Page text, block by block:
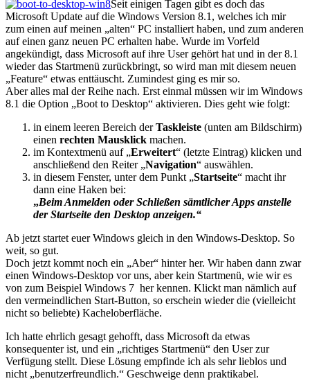
Seit einigen Tagen gibt es doch das
Microsoft Update auf die Windows Version 8.1, welches ich mir
zum einen auf meinen „alten“ PC installiert haben, und zum anderen
auf einen ganz neuen PC erhalten habe. Wurde im Vorfeld
angekündigt, dass Microsoft auf ihre User gehört hat und in der 8.1
wieder das Startmenü zurückbringt, so wird man mit diesem neuen
„Feature“ etwas enttäuscht. Zumindest ging es mir so.
Aber alles mal der Reihe nach. Erst einmal müssen wir im Windows
8.1 die Option „Boot to Desktop“ aktivieren. Dies geht wie folgt:
in einem leeren Bereich derTaskleiste (unten am Bildschirm)
einen rechten Mausklick machen.
im Kontextmenü auf „Erweitert“ (letzte Eintrag) klicken und
anschließend den Reiter „Navigation“ auswählen.
in diesem Fenster, unter dem Punkt „Startseite“ macht ihr
dann eine Haken bei:
„Beim Anmelden oder Schließen sämtlicher Apps anstelle
der Startseite den Desktop anzeigen.“
Ab jetzt startet euer Windows gleich in den Windows-Desktop. So
weit, so gut.
Doch jetzt kommt noch ein „Aber“ hinter her. Wir haben dann zwar
einen Windows-Desktop vor uns, aber kein Startmenü, wie wir es
von zum Beispiel Windows 7 her kennen. Klickt man nämlich auf
den vermeindlichen Start-Button, so erschein wieder die (vielleicht
nicht so beliebte) Kacheloberfläche.
Ich hatte ehrlich gesagt gehofft, dass Microsoft da etwas
konsequenter ist, und ein „richtiges Startmenü“ den User zur
Verfügung stellt. Diese Lösung empfinde ich als sehr lieblos und
nicht „benutzerfreundlich.“ Geschweige denn praktikabel.